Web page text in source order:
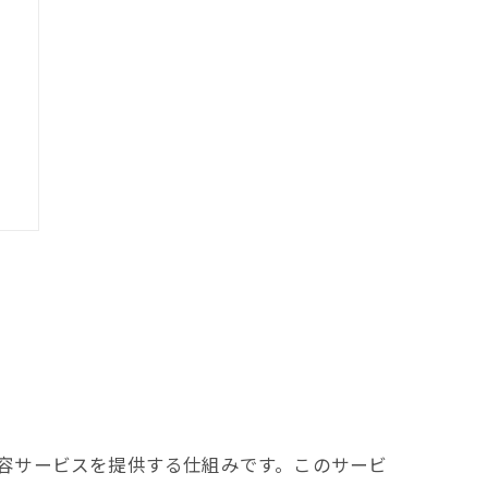
ービスを提供する仕組みです。このサービ